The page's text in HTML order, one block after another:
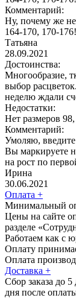
Комментарий:
Ну, почему же
164-170, 170-176!
Татьяна
28.09.2021
Достоинства:
Многообразие,
выбор
неделю ждали
Недостатки:
Нет размеров
Комментарий:
Умоляю,
Вы маркируете
на рост по
Ирина
30.06.2021
Оплата +
Минимальный
Цены на сайте
разделе
Работаем как с
Оплату
Оплата
Доставка +
Сбор заказа до 5
дня после